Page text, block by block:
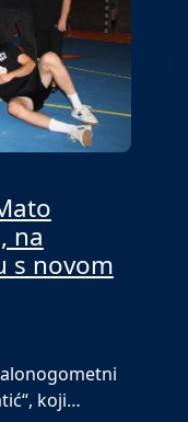
na
s novom
koji…